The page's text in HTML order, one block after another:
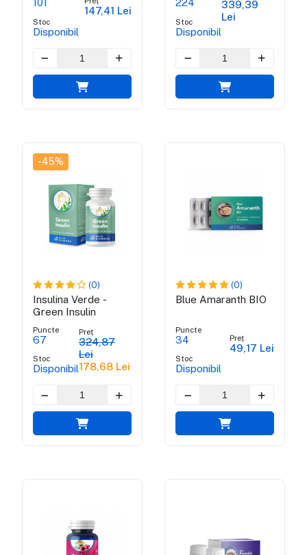
101
Stoc
Disponibil
147,41 Lei
224
Stoc
Disponibil
339,39
Lei
-45%
(0)
Insulina Verde -
Green Insulin
Puncte
67
Stoc
Disponibil
Preț
324,87
Lei
178,68 Lei
(0)
Blue Amaranth BIO
Puncte
34
Stoc
Disponibil
Preț
49,17 Lei